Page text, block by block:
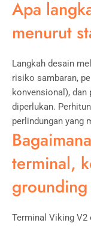
Apa
menurut
Langkah desain
risiko sambaran,
konvensional),
diperlukan.
perlindungan yang
terminal,
Terminal Viking